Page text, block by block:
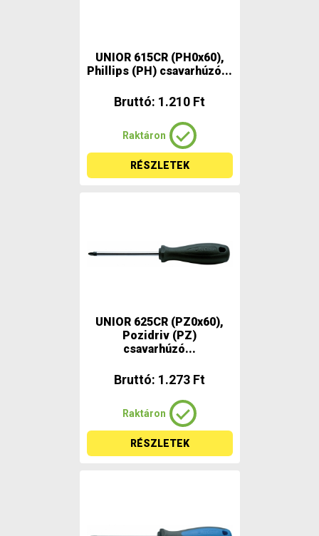
UNIOR 615CR (PH0x60),
Phillips (PH) csavarhúzó...
Bruttó: 1.210 Ft
Raktáron
RÉSZLETEK
UNIOR 625CR (PZ0x60),
Pozidriv (PZ)
csavarhúzó...
Bruttó: 1.273 Ft
Raktáron
RÉSZLETEK